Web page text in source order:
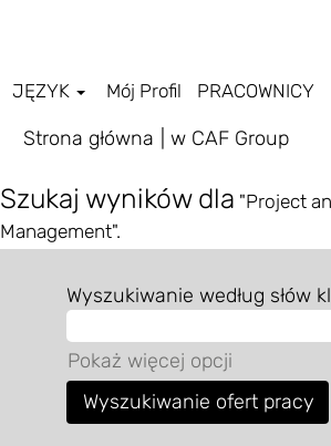
JĘZYK Mój Profil PRACOWNICY
Strona główna w CAF Group
Szukaj wyników dla "Project
Management".
Wyszukiwanie według słów
Pokaż więcej opcji